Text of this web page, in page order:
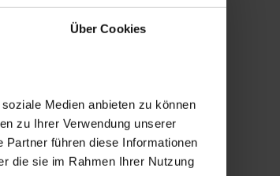
Über Cookies
Medien anbieten zu können
zu Ihrer Verwendung unserer
führen diese Informationen
die sie im Rahmen Ihrer Nutzung